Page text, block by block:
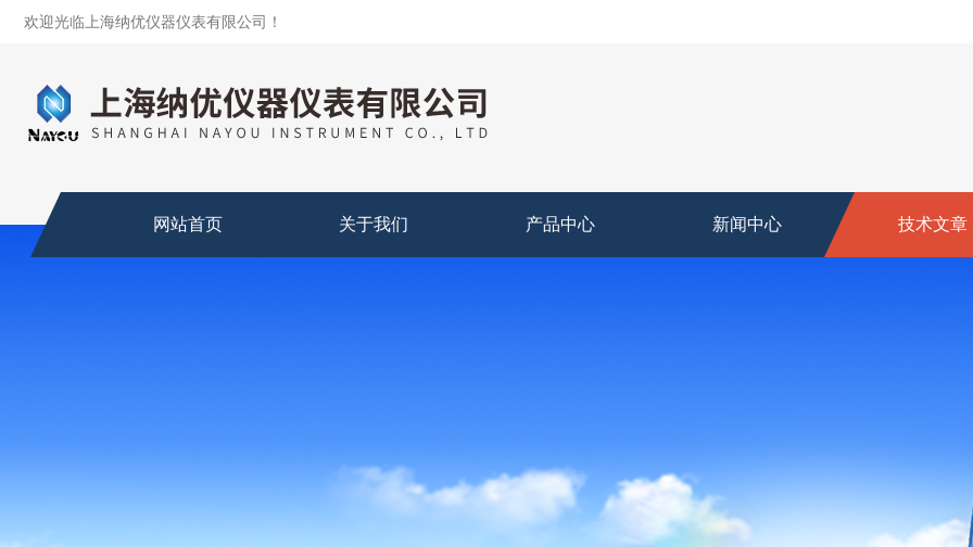
欢迎光临上海纳优仪器仪表有限公司！
网站首页 关于我们 产品中心 新闻中心 技术文章